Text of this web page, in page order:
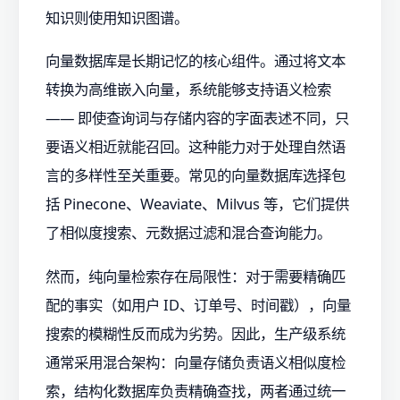
知识则使用知识图谱。
向量数据库是长期记忆的核心组件。通过将文本
转换为高维嵌入向量，系统能够支持语义检索
—— 即使查询词与存储内容的字面表述不同，只
要语义相近就能召回。这种能力对于处理自然语
言的多样性至关重要。常见的向量数据库选择包
括 Pinecone、Weaviate、Milvus 等，它们提供
了相似度搜索、元数据过滤和混合查询能力。
然而，纯向量检索存在局限性：对于需要精确匹
配的事实（如用户 ID、订单号、时间戳），向量
搜索的模糊性反而成为劣势。因此，生产级系统
通常采用混合架构：向量存储负责语义相似度检
索，结构化数据库负责精确查找，两者通过统一